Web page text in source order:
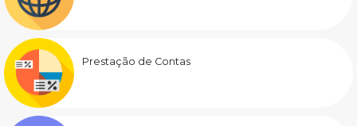
Prestação de Contas